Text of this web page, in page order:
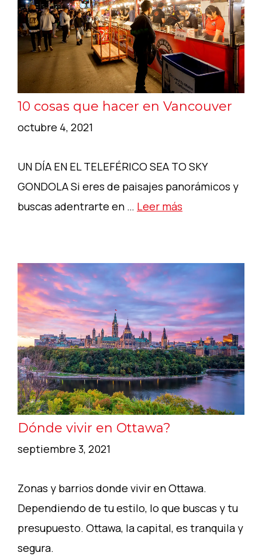
10 cosas que hacer en Vancouver
octubre 4, 2021
UN DÍA EN EL TELEFÉRICO SEA TO SKY
GONDOLA Si eres de paisajes panorámicos y
buscas adentrarte en … Leer más
Dónde vivir en Ottawa?
septiembre 3, 2021
Zonas y barrios donde vivir en Ottawa.
Dependiendo de tu estilo, lo que buscas y tu
presupuesto. Ottawa, la capital, es tranquila y
segura.